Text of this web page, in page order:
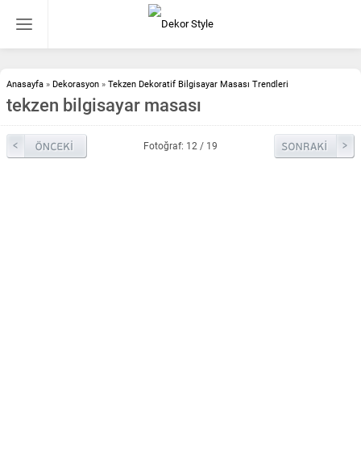
Anasayfa » Dekorasyon » Tekzen Dekoratif Bilgisayar Masası Trendleri
tekzen bilgisayar masası
Fotoğraf: 12 / 19